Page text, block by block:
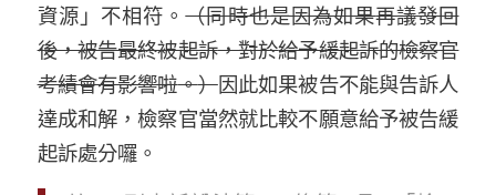
資源 」 不相符 。（同時也是因為如果再議發回
後，被告最終被起訴，對於給予緩起訴的檢察官
考績會有影響啦。）因此如果被告不能與告訴人
達成和解，檢察官當然就比較不願意給予被告緩
起訴處分囉。